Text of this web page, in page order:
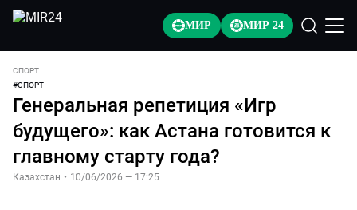
МИР МИР 24
СПОРТ
#СПОРТ
Генеральная репетиция «Игр
будущего»: как Астана готовится к
главному старту года?
Казахстан • 10/06/2026 — 17:25